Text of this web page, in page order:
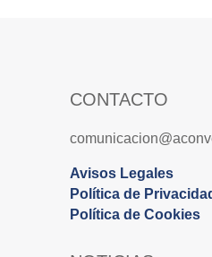
CONTACTO
Avisos Legales
Política de
Política de Cookies